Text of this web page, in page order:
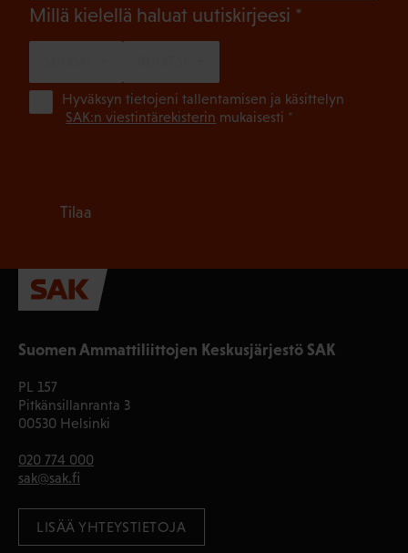
Suomen Ammattiliittojen Keskusjärjestö SAK
PL 157
Pitkänsillanranta 3
00530 Helsinki
020 774 000
sak@sak.fi
LISÄÄ YHTEYSTIETOJA
Millä kielellä haluat uutiskirjeesi (Pakollinen)
Hyväksyn tietojeni tallentamisen ja käsittelyn
SAK:n viestintärekisterin mukaisesti *
Tilaa